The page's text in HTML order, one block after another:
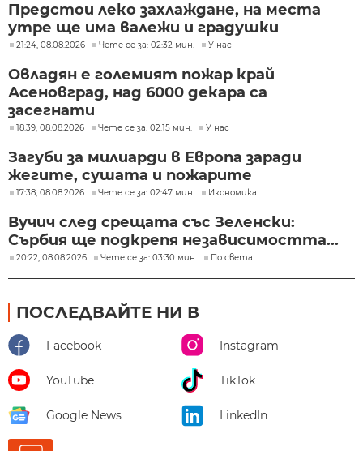
Предстои леко захлаждане, на места
утре ще има валежи и градушки
21:24, 08.08.2026 Чете се за: 02:32 мин. У нас
Овладян е големият пожар край
Асеновград, над 6000 декара са
засегнати
18:39, 08.08.2026 Чете се за: 02:15 мин. У нас
Загуби за милиарди в Европа заради
жегите, сушата и пожарите
17:38, 08.08.2026 Чете се за: 02:47 мин. Икономика
Вучич след срещата със Зеленски:
Сърбия ще подкрепя независимостта...
20:22, 08.08.2026 Чете се за: 03:30 мин. По света
ПОСЛЕДВАЙТЕ НИ В
Facebook Instagram
YouTube TikTok
Google News LinkedIn